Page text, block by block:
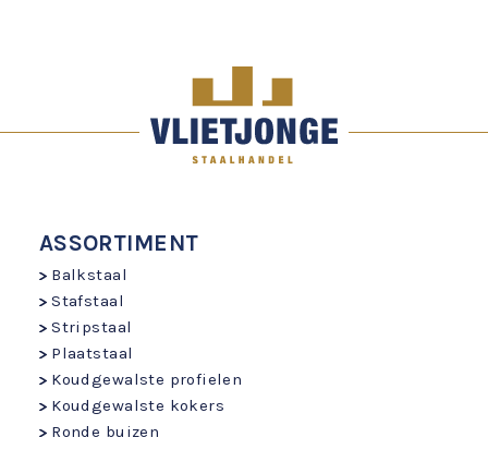
ASSORTIMENT
Balkstaal
Stafstaal
Stripstaal
Plaatstaal
Koudgewalste profielen
Koudgewalste kokers
Ronde buizen